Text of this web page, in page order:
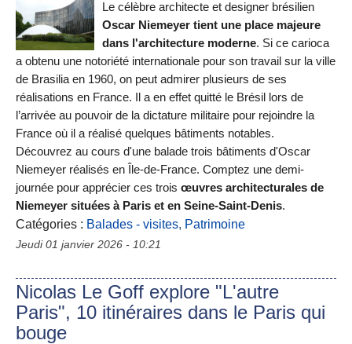
Le célèbre architecte et designer brésilien
Oscar Niemeyer tient une place majeure
dans l'architecture moderne. Si ce carioca
a obtenu une notoriété internationale pour son travail sur la ville
de Brasilia en 1960, on peut admirer plusieurs de ses
réalisations en France. Il a en effet quitté le Brésil lors de
l’arrivée au pouvoir de la dictature militaire pour rejoindre la
France où il a réalisé quelques bâtiments notables.
Découvrez au cours d'une balade trois bâtiments d'Oscar
Niemeyer réalisés en Île-de-France. Comptez une demi-
journée pour apprécier ces trois œuvres architecturales de
Niemeyer situées à Paris et en Seine-Saint-Denis.
Catégories : Balades - visites, Patrimoine
Jeudi 01 janvier 2026 - 10:21
Nicolas Le Goff explore "L'autre
Paris", 10 itinéraires dans le Paris qui
bouge